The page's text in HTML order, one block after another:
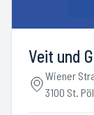
Veit und
Wiener
3100 St.